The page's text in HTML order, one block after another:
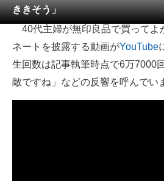
メディア
注目記事を集めた総合ページ
ITの今と未来を見通す
スマホと通信の最新トレンド
ききそう」
40代主婦が無印良品で買ってよ
ネートを披露する動画がYouTube
生回数は記事執筆時点で6万7000
敵ですね」などの反響を呼んでい